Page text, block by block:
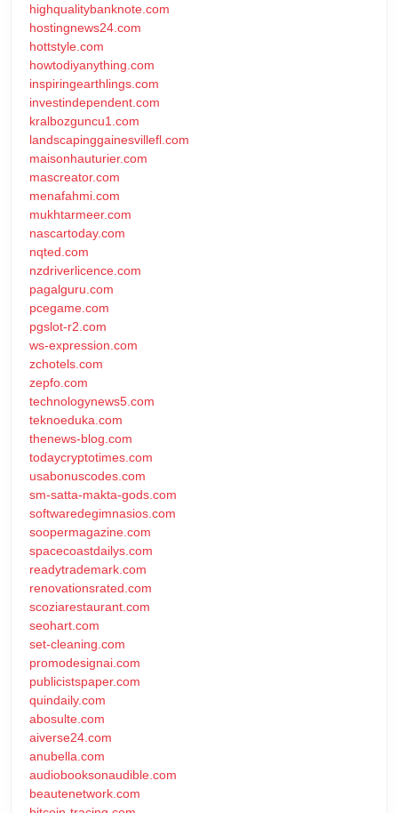
highqualitybanknote.com
hostingnews24.com
hottstyle.com
howtodiyanything.com
inspiringearthlings.com
investindependent.com
kralbozguncu1.com
landscapinggainesvillefl.com
maisonhauturier.com
mascreator.com
menafahmi.com
mukhtarmeer.com
nascartoday.com
nqted.com
nzdriverlicence.com
pagalguru.com
pcegame.com
pgslot-r2.com
ws-expression.com
zchotels.com
zepfo.com
technologynews5.com
teknoeduka.com
thenews-blog.com
todaycryptotimes.com
usabonuscodes.com
sm-satta-makta-gods.com
softwaredegimnasios.com
soopermagazine.com
spacecoastdailys.com
readytrademark.com
renovationsrated.com
scoziarestaurant.com
seohart.com
set-cleaning.com
promodesignai.com
publicistspaper.com
quindaily.com
abosulte.com
aiverse24.com
anubella.com
audiobooksonaudible.com
beautenetwork.com